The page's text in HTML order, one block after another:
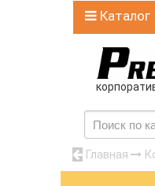
Каталог
Главная